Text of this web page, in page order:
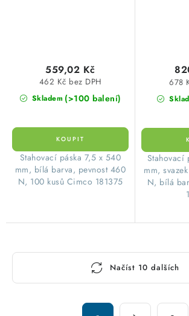
Skladem (>100 balení)
462 Kč bez DPH
559,02 Kč
Stahovací páska 7,5 x 540
mm, bílá barva, pevnost 460
N, 100 kusů Cimco 181375
678
Stahovací
mm,
N, bílá
O
Načíst 10 dalších